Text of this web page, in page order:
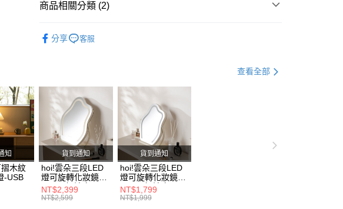
２．便利：只要手機號碼，簡訊認證，即可結帳。
【「AFTEE先享後付」結帳流程】
※ 請注意：結帳手續完成當下不需立刻繳費，但若您需要取消訂單，請聯
絡購買商品的店家。未經商家同意取消之訂單仍視為有效，需透過AFTEE
先享後付繳納相關費用。
※ 交易是否成功請以「AFTEE先享後付 」之結帳頁面顯示為準，若有關於
是否繳費成功／繳費後需取消欲退款等相關疑問，請聯繫「AFTEE先享後
付客戶支援中心」https://netprotections.freshdesk.com/support/home
【注意事項】
１．透過由恩沛科技股份有限公司提供之「AFTEE先享後付」服務完成之
交易，需依本服務之必要範圍內提供個人資料，並將交易相關給付款項請
宅配(特定地區需額外加收大型家具運費，將以電話告知)
商品相關分類 (2)
分享 客服
查看全部
知
木紋
-USB
貨到通知
hoi!雲朵三段LED
燈可旋轉化妝鏡
45*58-奶油白
NT$2,399
NT$2,599
貨到通知
hoi!雲朵三段LED
燈可旋轉化妝鏡
30*43-奶油白
NT$1,799
NT$1,999